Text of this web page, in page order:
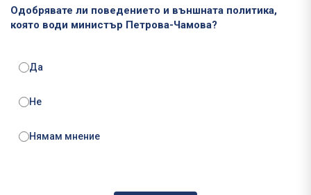
Одобрявате ли поведението и външната политика,
която води министър Петрова-Чамова?
Да
Не
Нямам мнение